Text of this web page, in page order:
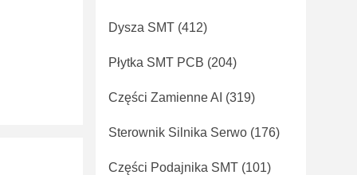
Dysza SMT (412)
Płytka SMT PCB (204)
Części Zamienne AI (319)
Sterownik Silnika Serwo (176)
Części Podajnika SMT (101)